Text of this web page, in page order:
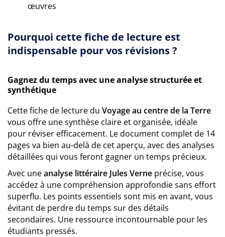
œuvres
Pourquoi cette fiche de lecture est
indispensable pour vos révisions ?
Gagnez du temps avec une analyse structurée et
synthétique
Cette fiche de lecture du Voyage au centre de la Terre
vous offre une synthèse claire et organisée, idéale
pour réviser efficacement. Le document complet de 14
pages va bien au-delà de cet aperçu, avec des analyses
détaillées qui vous feront gagner un temps précieux.
Avec uneanalyse littéraire Jules Verne précise, vous
accédez à une compréhension approfondie sans effort
superflu. Les points essentiels sont mis en avant, vous
évitant de perdre du temps sur des détails
secondaires. Une ressource incontournable pour les
étudiants pressés.